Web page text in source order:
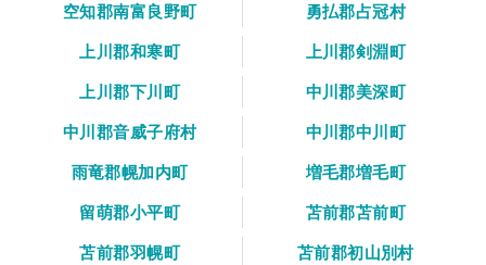
空知郡南富良野町
勇払郡占冠村
上川郡和寒町
上川郡剣淵町
上川郡下川町
中川郡美深町
中川郡音威子府村
中川郡中川町
雨竜郡幌加内町
増毛郡増毛町
留萌郡小平町
苫前郡苫前町
苫前郡羽幌町
苫前郡初山別村